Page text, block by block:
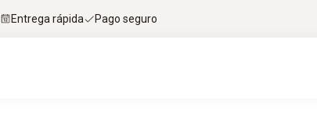
Entrega rápida Pago seguro